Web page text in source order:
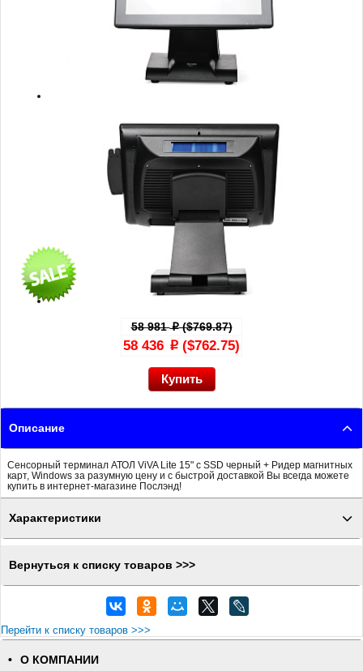
58 981p($769.87)
58 436 p ($762.75)
Описание
Сенсорный терминал АТОЛ ViVA Lite 15" с SSD черный + Ридер магнитных
карт, Windows за разумную цену и с быстрой доставкой Вы всегда можете
купить в интернет-магазине Послэнд!
Характеристики
Вернуться к списку товаров >>>
Перейти к списку товаров >>>
О КОМПАНИИ